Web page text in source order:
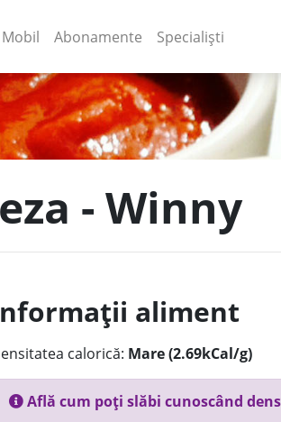
(current)
Abonamente Specialiști
- Winny
aliment
calorică: Mare (2.69kCal/g)
Află cum poți slăbi cunoscând